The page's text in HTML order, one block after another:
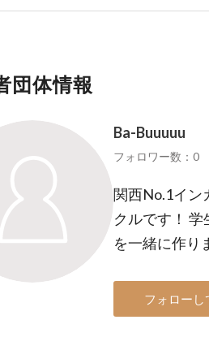
団体情報
Ba-Buuuuu
フォロワー数：0
関西No.1イン
クルです！
を一緒に作り
フォローし